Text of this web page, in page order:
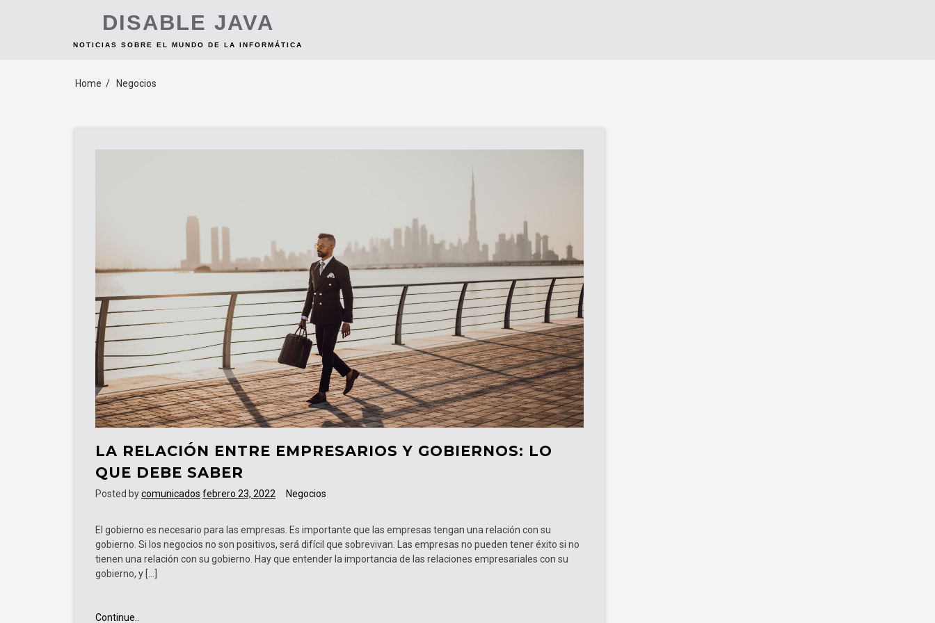
DISABLE JAVA
NOTICIAS SOBRE EL MUNDO DE LA INFORMÁTICA
Home Negocios
LA RELACIÓN ENTRE EMPRESARIOS Y GOBIERNOS: LO
QUE DEBE SABER
Posted bycomunicados febrero 23, 2022 Negocios
El gobierno es necesario para las empresas. Es importante que las empresas tengan una relación con su
gobierno. Si los negocios no son positivos, será difícil que sobrevivan. Las empresas no pueden tener éxito si no
tienen una relación con su gobierno. Hay que entender la importancia de las relaciones empresariales con su
gobierno, y […]
Continue..